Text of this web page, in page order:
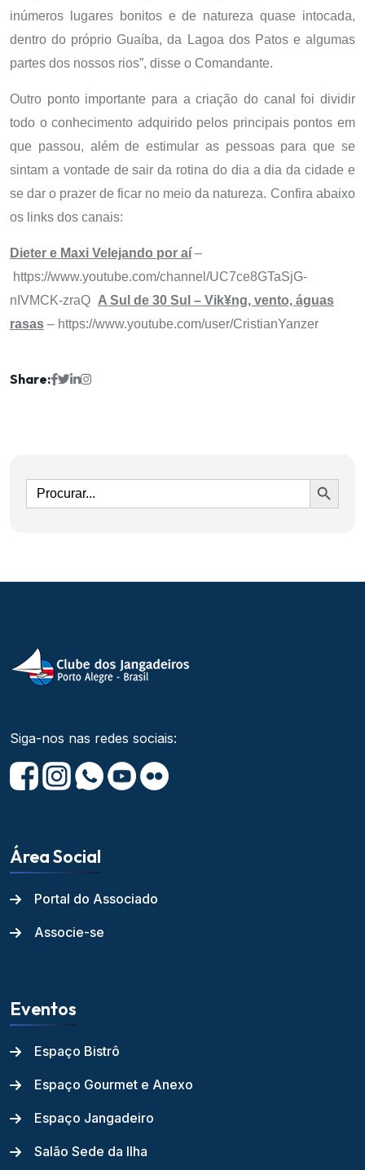
inúmeros lugares bonitos e de natureza quase intocada,
dentro do próprio Guaíba, da Lagoa dos Patos e algumas
partes dos nossos rios”, disse o Comandante.
Outro ponto importante para a criação do canal foi dividir
todo o conhecimento adquirido pelos principais pontos em
que passou, além de estimular as pessoas para que se
sintam a vontade de sair da rotina do dia a dia da cidade e
se dar o prazer de ficar no meio da natureza. Confira abaixo
os links dos canais:
Dieter e Maxi Velejando por aí –
https://www.youtube.com/channel/UC7ce8GTaSjG-
nIVMCK-zraQ A Sul de 30 Sul – Vik¥ng, vento, águas
rasas – https://www.youtube.com/user/CristianYanzer
Share:
Ir
Siga-nos nas redes sociais:
Área Social
Portal do Associado
Associe-se
Eventos
Espaço Bistrô
Espaço Gourmet e Anexo
Espaço Jangadeiro
Salão Sede da Ilha